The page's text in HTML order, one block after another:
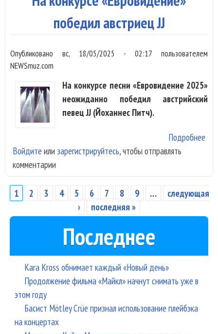
победил австриец JJ
Опубликовано вс, 18/05/2025 - 02:17 пользователем
NEWSmuz.com
На конкурсе песни «Евровидение 2025»
неожиданно победил австрийский
певец JJ (Йоханнес Питч).
Подробнее
Войдите или зарегистрируйтесь, чтобы отправлять
комментарии
Страницы
1 2 3 4 5 6 7 8 9 …
следующая
›
последняя »
Последнее
Kara Kross обнимает каждый «Новый день»
Продолжение фильма «Майкл» начнут снимать уже в
этом году
Басист Mötley Crüe признал использование плейбэка
на концертах